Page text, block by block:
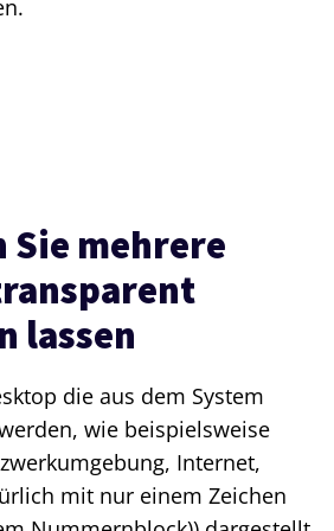
Sie mehrere
lassen
die aus dem System
wie beispielsweise
Internet,
mit nur einem Zeichen